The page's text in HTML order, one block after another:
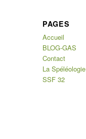
PAGES
Accueil
BLOG-GAS
Contact
La Spéléologie
SSF 32